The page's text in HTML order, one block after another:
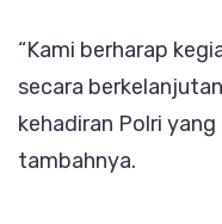
“Kami berharap
secara
kehadiran Polri yang
tambahnya.